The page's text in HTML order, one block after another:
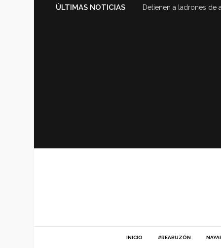
ÚLTIMAS NOTICIAS Detienen a ladrones de
INICIO #REABUZÓN